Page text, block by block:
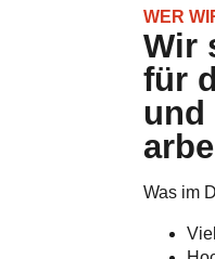
Wir
für
und